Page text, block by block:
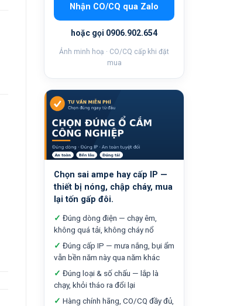
Nhận CO/CQ qua Zalo
hoặc gọi 0906.902.654
Ảnh minh hoạ · CO/CQ cấp khi đặt
mua
Chọn sai ampe hay cấp IP —
thiết bị nóng, chập cháy, mua
lại tốn gấp đôi.
✓ Đúng dòng điện — chạy êm,
không quá tải, không cháy nổ
✓ Đúng cấp IP — mưa nắng, bụi ẩm
vẫn bền năm này qua năm khác
✓ Đúng loại & số chấu — lắp là
chạy, khỏi tháo ra đổi lại
✓ Hàng chính hãng, CO/CQ đầy đủ,